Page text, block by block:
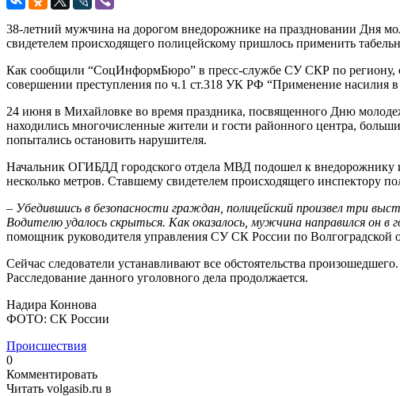
38-летний мужчина на дорогом внедорожнике на праздновании Дня
свидетелем происходящего полицейскому пришлось применить
Как сообщили “СоцИнформБюро” в пресс-службе СУ СКР по региону,
совершении преступления по ч.1 ст.318 УК РФ “Применение насилия в
24 июня в Михайловке во время праздника, посвященного Дню
находились многочисленные жители и гости районного центра,
попытались остановить нарушителя.
Начальник ОГИБДД городского отдела МВД подошел к внедорожнику
несколько метров. Ставшему свидетелем происходящего инспектору
– Убедившись в безопасности граждан, полицейский произвел три
Водителю удалось скрыться. Как оказалось, мужчина направился он в
помощник руководителя управления СУ СК России по Волгоградской
Сейчас следователи устанавливают все обстоятельства
Расследование данного уголовного дела продолжается.
Надира Коннова
ФОТО: СК России
Происшествия
0
Комментировать
Читать volgasib.ru в